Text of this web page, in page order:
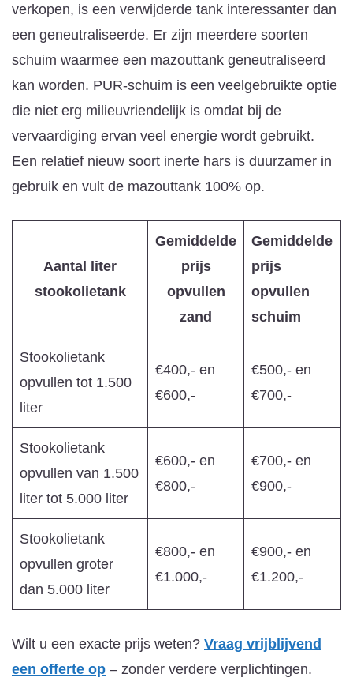
verkopen, is een verwijderde tank interessanter dan
een geneutraliseerde. Er zijn meerdere soorten
schuim waarmee een mazouttank geneutraliseerd
kan worden. PUR-schuim is een veelgebruikte optie
die niet erg milieuvriendelijk is omdat bij de
vervaardiging ervan veel energie wordt gebruikt.
Een relatief nieuw soort inerte hars is duurzamer in
gebruik en vult de mazouttank 100% op.
Aantal liter
stookolietank
Gemiddelde
prijs
opvullen
zand
Gemiddelde
prijs
opvullen
schuim
Stookolietank
opvullen tot 1.500
liter
€400,- en
€600,-
€500,- en
€700,-
Stookolietank
opvullen van 1.500
liter tot 5.000 liter
€600,- en
€800,-
€700,- en
€900,-
Stookolietank
opvullen groter
dan 5.000 liter
€800,- en
€1.000,-
€900,- en
€1.200,-
Wilt u een exacte prijs weten? Vraag vrijblijvend
een offerte op – zonder verdere verplichtingen.